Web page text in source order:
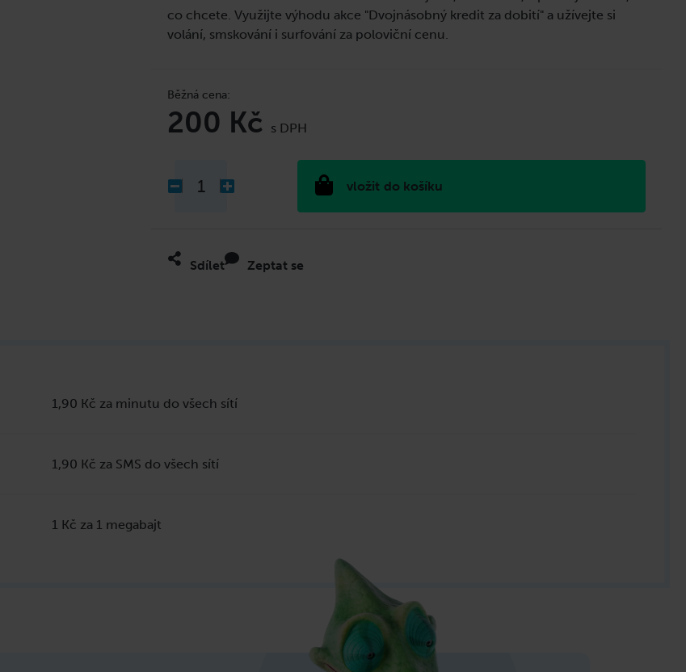
co chcete. Využijte výhodu akce "Dvojnásobný kredit za dobití" a užívejte si
volání, smskování i surfování za poloviční cenu.
200 Kč
do košíku
Zeptat se
Sdílet
1,90 Kč za minutu do všech sítí
1,90 Kč za SMS do všech sítí
1 Kč za 1 megabajt